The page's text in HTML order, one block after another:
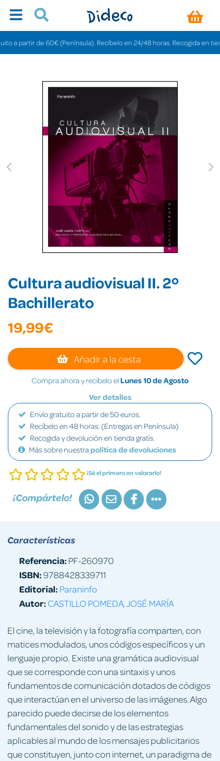
partir de 60€ (Península). Recíbelo en 24/48 horas. Recogida en tiendas
Cultura audiovisual II. 2º
Bachillerato
19,99€
Añadir a la cesta
Compra ahora y recíbelo el Lunes 10 de Agosto
Ver detalles
Envío gratuito a partir de 50 euros.
Recíbelo en 48 horas. (Entregas en Península)
Recogida y devolución en tienda gratis.
Más sobre nuestra política de devoluciones
¡Sé el primero en valorarlo!
¡Compártelo!
El cine, la televisión y la fotografía comparten, con
matices modulados, unos códigos específicos y un
lenguaje propio. Existe una gramática audiovisual
que se corresponde con una sintaxis y unos
fundamentos de comunicación dotados de códigos
que interactúan en el universo de las imágenes. Algo
parecido puede decirse de los elementos
fundamentales del sonido y de las estrategias
aplicables al mundo de los mensajes publicitarios
que constituyen, junto con internet, un paradigma de
Características
Referencia: PF-260970
ISBN:9788428339711
Editorial: Paraninfo
Autor: CASTILLO POMEDA, JOSÉ MARÍA